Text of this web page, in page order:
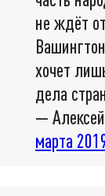
не ждёт
хочет
дела
—
марта